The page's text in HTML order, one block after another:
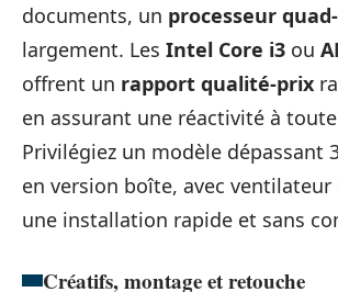
documents, un processeur
largement. Les Intel Core i3 ou
offrent un rapport qualité-prix
en assurant une réactivité à
Privilégiez un modèle dépassant
en version boîte, avec
une installation rapide et sans
Créatifs, montage et retouche